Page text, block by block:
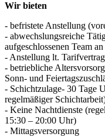
Wir bieten
- befristete Anstellung
- abwechslungsreiche
aufgeschlossenen Team
- Anstellung lt.
- betriebliche
Sonn- und
- Schichtzulage- 30 Tage
regelmäßiger
- Keine Nachtdienste
15:30 – 20:00 Uhr)
- Mittagsversorgung